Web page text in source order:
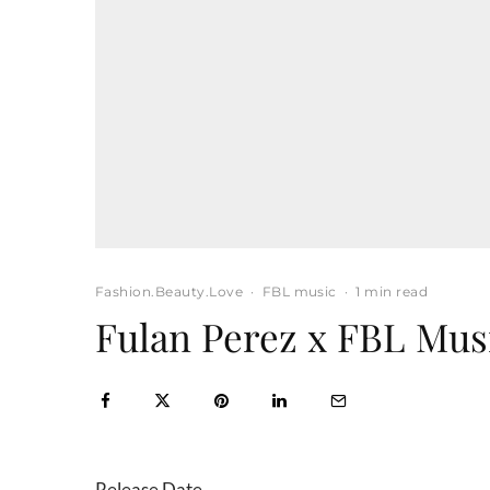
Fashion.Beauty.Love · FBL music · 1 min read
Fulan Perez x FBL